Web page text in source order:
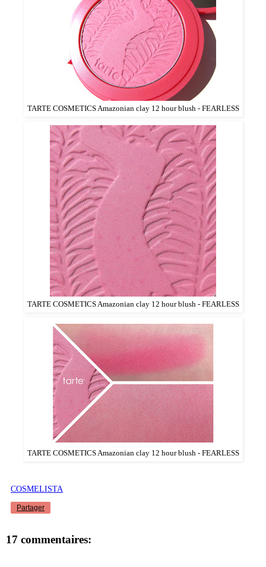
TARTE COSMETICS Amazonian clay 12 hour blush - FEARLESS
TARTE COSMETICS Amazonian clay 12 hour blush - FEARLESS
TARTE COSMETICS Amazonian clay 12 hour blush - FEARLESS
COSMELISTA
Partager
17 commentaires: